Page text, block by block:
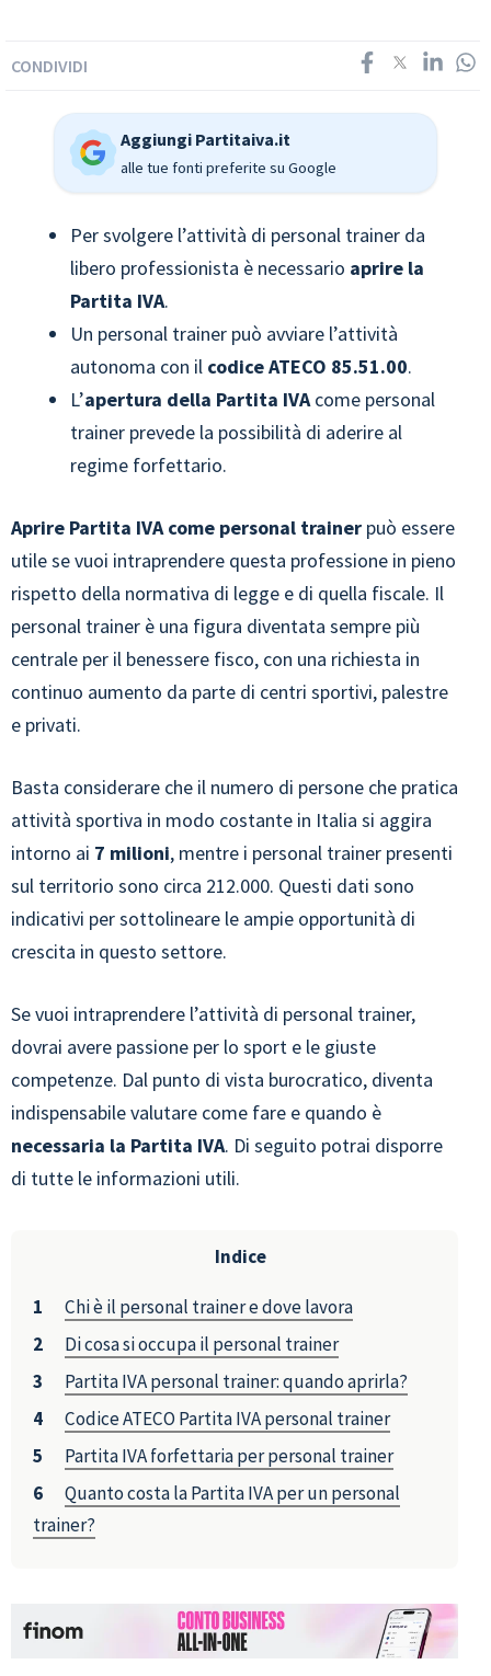
CONDIVIDI
Aggiungi Partitaiva.it
alle tue fonti preferite su Google
Per svolgere l’attività di personal trainer da
libero professionista è necessario aprire la
Partita IVA.
Un personal trainer può avviare l’attività
autonoma con il codice ATECO 85.51.00.
L’apertura della Partita IVAcome personal
trainer prevede la possibilità di aderire al
regime forfettario.
Aprire Partita IVA come personal trainer può essere
utile se vuoi intraprendere questa professione in pieno
rispetto della normativa di legge e di quella fiscale. Il
personal trainer è una figura diventata sempre più
centrale per il benessere fisco, con una richiesta in
continuo aumento da parte di centri sportivi, palestre
e privati.
Basta considerare che il numero di persone che pratica
attività sportiva in modo costante in Italia si aggira
intorno ai 7 milioni, mentre i personal trainer presenti
sul territorio sono circa 212.000. Questi dati sono
indicativi per sottolineare le ampie opportunità di
crescita in questo settore.
Se vuoi intraprendere l’attività di personal trainer,
dovrai avere passione per lo sport e le giuste
competenze. Dal punto di vista burocratico, diventa
indispensabile valutare come fare e quando è
necessaria la Partita IVA. Di seguito potrai disporre
di tutte le informazioni utili.
Indice
Chi è il personal trainer e dove lavora
Di cosa si occupa il personal trainer
Partita IVA personal trainer: quando aprirla?
Codice ATECO Partita IVA personal trainer
Partita IVA forfettaria per personal trainer
Quanto costa la Partita IVA per un personal
trainer?